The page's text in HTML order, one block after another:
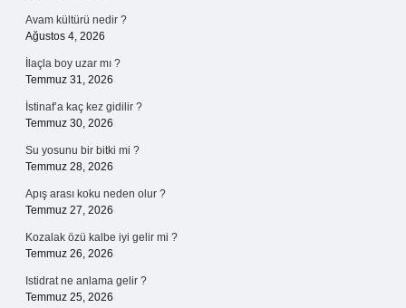
Avam kültürü nedir ?
Ağustos 4, 2026
İlaçla boy uzar mı ?
Temmuz 31, 2026
İstinaf’a kaç kez gidilir ?
Temmuz 30, 2026
Su yosunu bir bitki mi ?
Temmuz 28, 2026
Apış arası koku neden olur ?
Temmuz 27, 2026
Kozalak özü kalbe iyi gelir mi ?
Temmuz 26, 2026
Istidrat ne anlama gelir ?
Temmuz 25, 2026